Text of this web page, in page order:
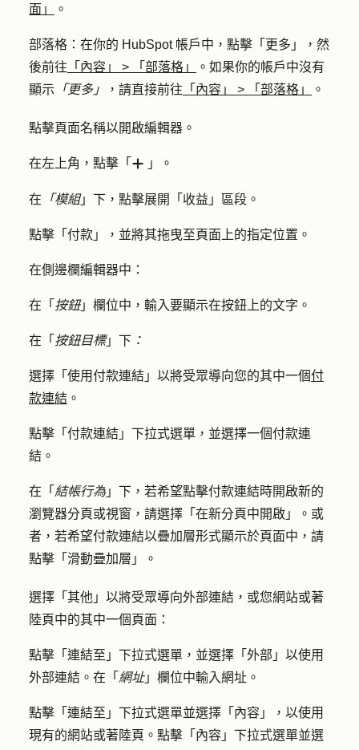
面」
。
部落格： 在你的 HubSpot 帳戶中，點擊 「更多」
，然
後前往 「內容」 > 「部落格」
。如果你的帳戶中沒有
顯示 「更多」 ，請直接前往 「內容」 > 「部落格」 。
點擊頁面名稱以開啟編輯器。
在左上角，點擊「 add 」。
在 「模組」下，點擊展開「 收益 」區段。
點擊「 付款 」，並將其拖曳至頁面上的指定位置。
在側邊欄編輯器中：
在「 按鈕」欄位中，輸入要顯示在按鈕上的文字 。
在「 按鈕目標」下 ：
選擇 「使用付款連結 」以將受眾導向您的其中一個付
款連結 。
點擊「 付款連結 」下拉式選單，並選擇一個付款連
結 。
在「 結帳行為 」下，若希望點擊付款連結時開啟新的
瀏覽器分頁或視窗，請選擇 「在新分頁中開啟」
。或
者，若希望付款連結以疊加層形式顯示於頁面中，請
點擊「 滑動疊加層 」。
選擇 「其他」 以將受眾導向外部連結，或您網站或著
陸頁中的其中一個頁面：
點擊「 連結至 」下拉式選單，並選擇 「外部 」以使用
外部連結。在「 網址」 欄位中輸入網址 。
點擊「 連結至 」下拉式選單並選擇 「內容」
，以使用
現有的網站或著陸頁。點擊「 內容 」下拉式選單並選